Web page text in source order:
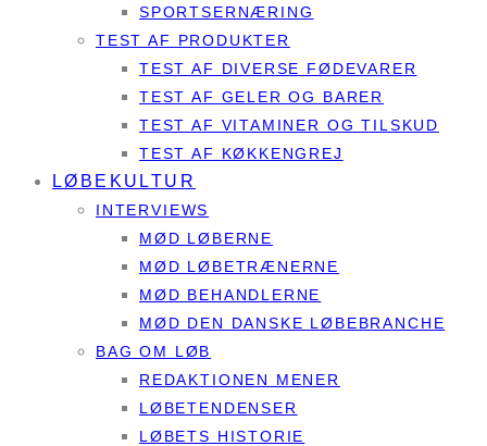
SPORTSERNÆRING
TEST AF PRODUKTER
TEST AF DIVERSE FØDEVARER
TEST AF GELER OG BARER
TEST AF VITAMINER OG TILSKUD
TEST AF KØKKENGREJ
LØBEKULTUR
INTERVIEWS
MØD LØBERNE
MØD LØBETRÆNERNE
MØD BEHANDLERNE
MØD DEN DANSKE LØBEBRANCHE
BAG OM LØB
REDAKTIONEN MENER
LØBETENDENSER
LØBETS HISTORIE